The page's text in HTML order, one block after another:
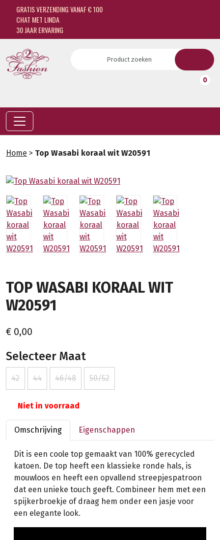
GRATIS VERZENDING VANAF € 100
CHAT MET LINDA
30 JAAR ERVARING
0
Home > Top Wasabi koraal wit W20591
TOP WASABI KORAAL WIT
W20591
€ 0,00
Selecteer Maat
42 44 46/48 50/52
Niet in voorraad
Omschrijving Eigenschappen
Dit is een coole top gemaakt van 100% gerecycled
katoen. De top heeft een klassieke ronde hals, is
mouwloos en heeft een opvallend streepjespatroon
dat een unieke touch geeft. Combineer hem met een
spijkerbroekje of draag hem onder een jasje voor
een elegante look.